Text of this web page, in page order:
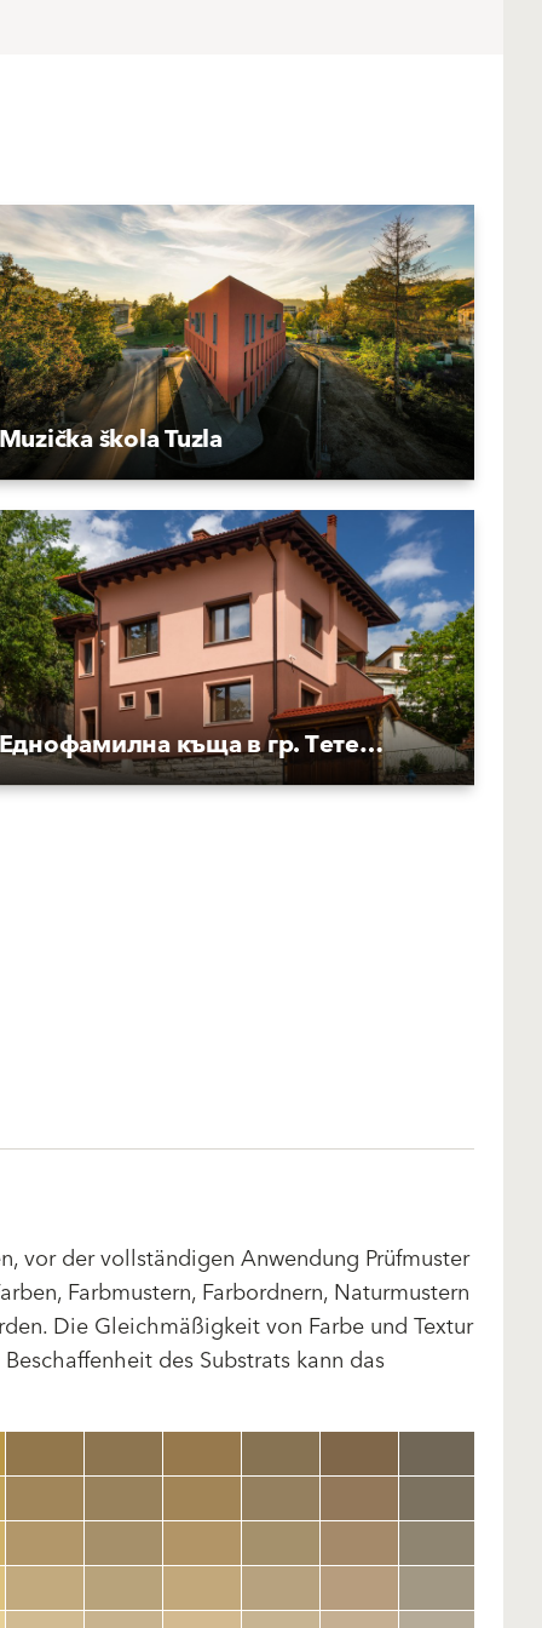
Muzička škola Tuzla
Еднофамилна къща в гр. Тетевен
vor der vollständigen Anwendung Prüfmuster
Farbmustern, Farbordnern, Naturmustern
Die Gleichmäßigkeit von Farbe und Textur
des Substrats kann das
clear